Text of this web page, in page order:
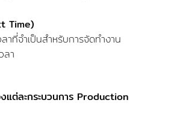
Time)
าที่จำเป็นสำหรับการจัดทำงาน
ลา
แต่ละกระบวนการ Production